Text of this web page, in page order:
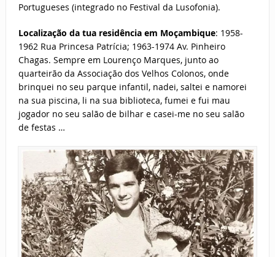
Portugueses (integrado no Festival da Lusofonia).
Localização da tua residência em Moçambique: 1958-
1962 Rua Princesa Patrícia; 1963-1974 Av. Pinheiro
Chagas. Sempre em Lourenço Marques, junto ao
quarteirão da Associação dos Velhos Colonos, onde
brinquei no seu parque infantil, nadei, saltei e namorei
na sua piscina, li na sua biblioteca, fumei e fui mau
jogador no seu salão de bilhar e casei-me no seu salão
de festas …